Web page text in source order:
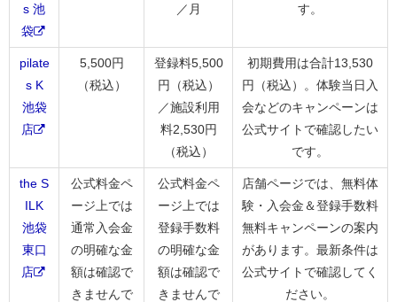
s 池
袋
／月
す。
pilate
s K
池袋
店
5,500円
（税込）
登録料5,500
円（税込）
／施設利用
料2,530円
（税込）
初期費用は合計13,530
円（税込）。体験当日入
会などのキャンペーンは
公式サイトで確認したい
です。
the S
ILK
池袋
東口
店
公式料金ペ
ージ上では
通常入会金
の明確な金
額は確認で
きませんで
公式料金ペ
ージ上では
登録手数料
の明確な金
額は確認で
きませんで
店舗ページでは、無料体
験・入会金＆登録手数料
無料キャンペーンの案内
があります。最新条件は
公式サイトで確認してく
ださい。